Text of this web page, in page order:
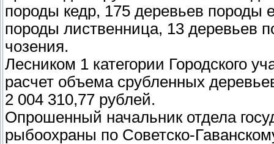
породы кедр, 175 деревьев породы
породы лиственница, 13 деревьев
чозения.
Лесником 1 категории Городского
расчет объема срубленных
2 004 310,77 рублей.
Опрошенный начальник отдела
рыбоохраны по Советско-